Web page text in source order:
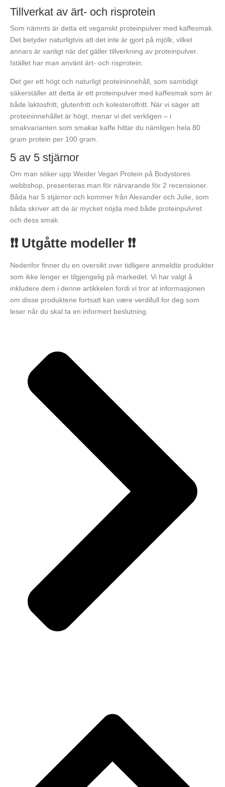
Tillverkat av ärt- och risprotein
Som nämnts är detta ett veganskt proteinpulver med kaffesmak.
Det betyder naturligtvis att det inte är gjort på mjölk, vilket
annars är vanligt när det gäller tillverkning av proteinpulver.
Istället har man använt ärt- och risprotein.
Det ger ett högt och naturligt proteininnehåll, som samtidigt
säkerställer att detta är ett proteinpulver med kaffesmak som är
både laktosfritt, glutenfritt och kolesterolfritt. När vi säger att
proteininnehållet är högt, menar vi det verkligen – i
smakvarianten som smakar kaffe hittar du nämligen hela 80
gram protein per 100 gram.
5 av 5 stjärnor
Om man söker upp Weider Vegan Protein på Bodystores
webbshop, presenteras man för närvarande för 2 recensioner.
Båda har 5 stjärnor och kommer från Alexander och Julie, som
båda skriver att de är mycket nöjda med både proteinpulvret
och dess smak.
❗❗ Utgåtte modeller ❗❗
Nedenfor finner du en oversikt over tidligere anmeldte produkter
som ikke lenger er tilgjengelig på markedet. Vi har valgt å
inkludere dem i denne artikkelen fordi vi tror at informasjonen
om disse produktene fortsatt kan være verdifull for deg som
leser når du skal ta en informert beslutning.